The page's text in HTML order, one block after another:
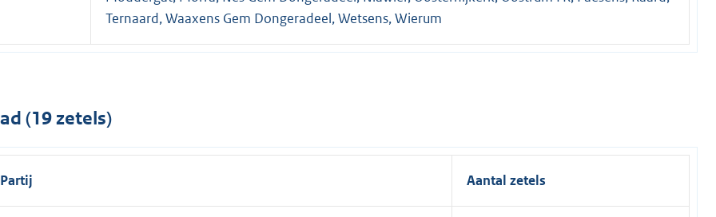
Ternaard, Waaxens Gem Dongeradeel, Wetsens, Wierum
(19 zetels)
Partij Aantal zetels